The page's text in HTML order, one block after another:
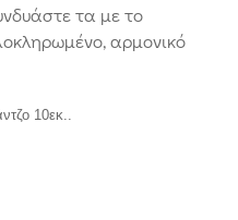
τα με το
αρμονικό
10εκ..